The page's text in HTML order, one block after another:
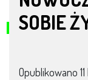
SOBIE
Opublikowano